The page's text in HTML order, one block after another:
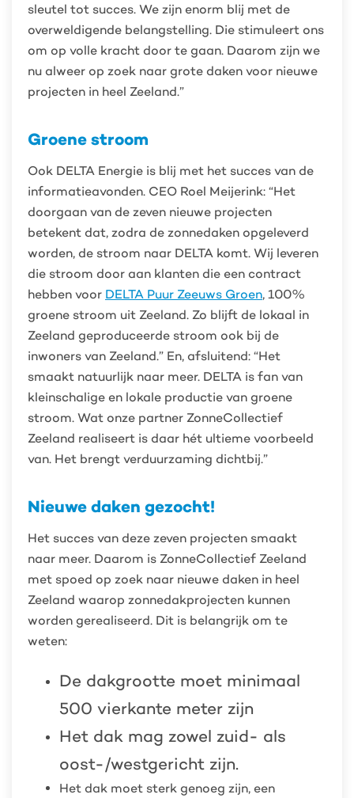
sleutel tot succes. We zijn enorm blij met de
overweldigende belangstelling. Die stimuleert ons
om op volle kracht door te gaan. Daarom zijn we
nu alweer op zoek naar grote daken voor nieuwe
projecten in heel Zeeland.”
Groene stroom
Ook DELTA Energie is blij met het succes van de
informatieavonden. CEO Roel Meijerink: “Het
doorgaan van de zeven nieuwe projecten
betekent dat, zodra de zonnedaken opgeleverd
worden, de stroom naar DELTA komt. Wij leveren
die stroom door aan klanten die een contract
hebben voor DELTA Puur Zeeuws Groen, 100%
groene stroom uit Zeeland. Zo blijft de lokaal in
Zeeland geproduceerde stroom ook bij de
inwoners van Zeeland.” En, afsluitend: “Het
smaakt natuurlijk naar meer. DELTA is fan van
kleinschalige en lokale productie van groene
stroom. Wat onze partner ZonneCollectief
Zeeland realiseert is daar hét ultieme voorbeeld
van. Het brengt verduurzaming dichtbij.”
Nieuwe daken gezocht!
Het succes van deze zeven projecten smaakt
naar meer. Daarom is ZonneCollectief Zeeland
met spoed op zoek naar nieuwe daken in heel
Zeeland waarop zonnedakprojecten kunnen
worden gerealiseerd. Dit is belangrijk om te
weten:
De dakgrootte moet minimaal
500 vierkante meter zijn
Het dak mag zowel zuid- als
oost-/westgericht zijn.
Het dak moet sterk genoeg zijn, een